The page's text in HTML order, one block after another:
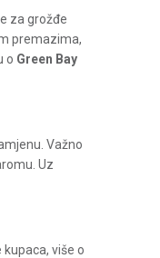
za grožđe
premazima,
o Green Bay
Važno
Uz
više o